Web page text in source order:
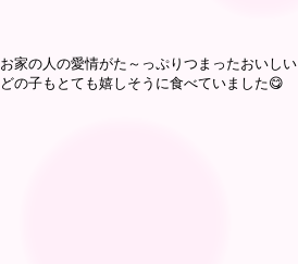
お家の人の愛情がた～っぷりつまったおいし
どの子もとても嬉しそうに食べていました😋